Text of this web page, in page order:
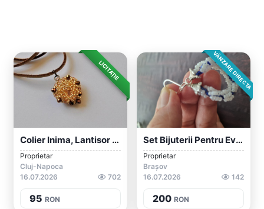
LICITAȚIE
Colier Inima, Lantisor Auriu, Pandantiv...
Proprietar
Cluj-Napoca
16.07.2026
702
95 RON
VÂNZARE DIRECTA
Set Bijuterii Pentru Evenimente
Proprietar
Brașov
16.07.2026
142
200 RON